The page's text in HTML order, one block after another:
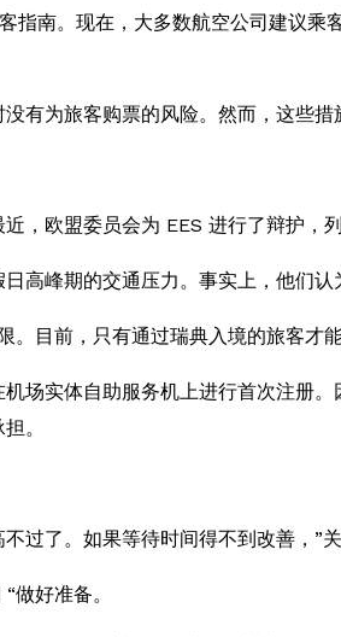
南。现在，大多数航空公司建议乘
有为旅客购票的风险。然而，这些措
，欧盟委员会为 EES 进行了辩护，
高峰期的交通压力。事实上，他们
目前，只有通过瑞典入境的旅客才
场实体自助服务机上进行首次注册
。
过了。如果等待时间得不到改善，”
做好准备。